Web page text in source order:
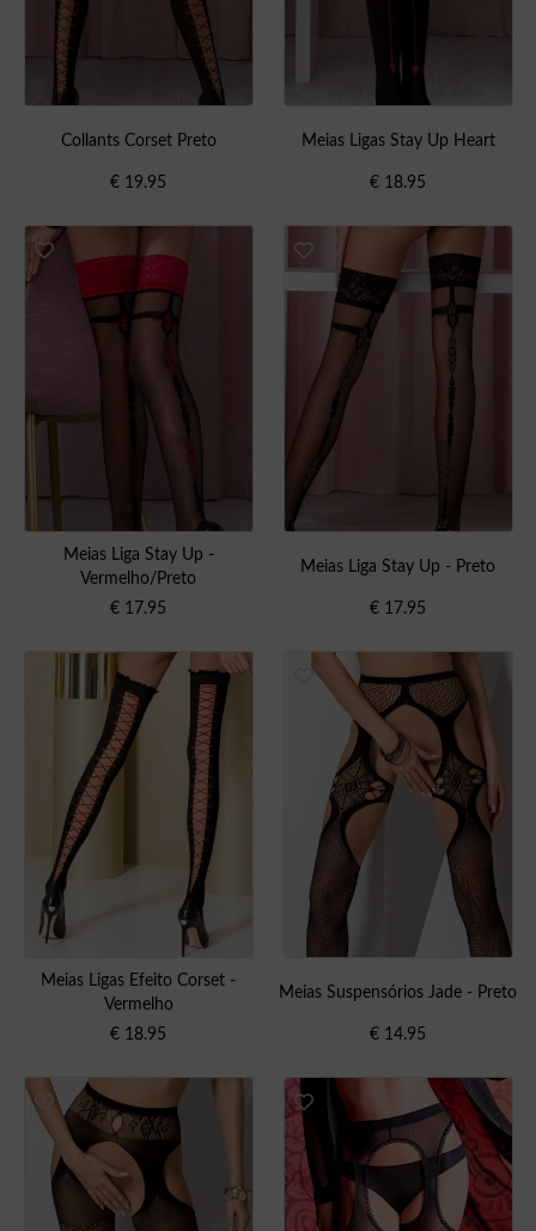
Collants Corset Preto
€ 19.95
Meias Ligas Stay Up Heart
€ 18.95
Meias Liga Stay Up -
Vermelho/Preto
€ 17.95
Meias Liga Stay Up - Preto
€ 17.95
Meias Ligas Efeito Corset -
Vermelho
€ 18.95
Meias Suspensórios Jade - Preto
€ 14.95